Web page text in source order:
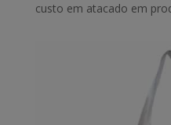
custo em atacado em